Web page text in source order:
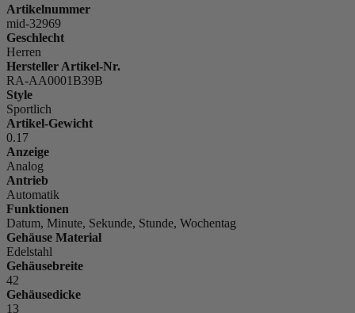
Artikelnummer
mid-32969
Geschlecht
Herren
Hersteller Artikel-Nr.
RA-AA0001B39B
Style
Sportlich
Artikel-Gewicht
0.17
Anzeige
Analog
Antrieb
Automatik
Funktionen
Datum, Minute, Sekunde, Stunde, Wochentag
Gehäuse Material
Edelstahl
Gehäusebreite
42
Gehäusedicke
13